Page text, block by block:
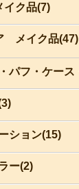
ク品(7)
メイク品(47)
ション(15)
ー(2)